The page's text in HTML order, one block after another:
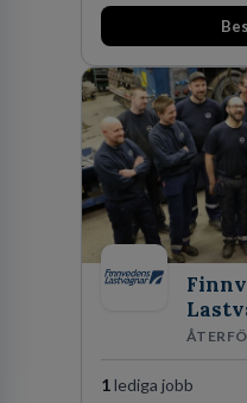
expertis inom IP-
marknadsledande
skydda, utveckla
företagets viktigaste
1 lediga jobb